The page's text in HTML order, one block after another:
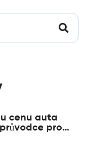
cenu auta
pro